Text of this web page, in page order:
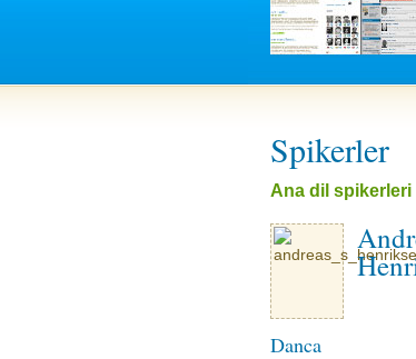
Spikerler
Ana dil spikerleri
Danca